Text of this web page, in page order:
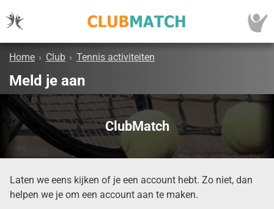
Home › Club › Tennis activiteiten
Meld je aan
ClubMatch
Laten we eens kijken of je een account hebt. Zo niet, dan
helpen we je om een account aan te maken.